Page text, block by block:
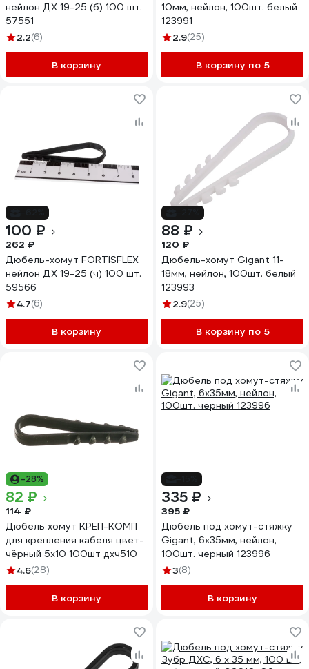
нейлон ДХ 19-25 (б) 100 шт.
57551
2.2(6)
В корзину
10мм, нейлон, 100шт. белый
123991
2.9(25)
В корзину по 5
100 ₽
262 ₽
Дюбель-хомут FORTISFLEX
нейлон ДХ 19-25 (ч) 100 шт.
59566
4.7(6)
В корзину
88 ₽
120 ₽
Дюбель-хомут Gigant 11-
18мм, нейлон, 100шт. белый
123993
2.9(25)
В корзину по 5
-28%
82 ₽
114 ₽
Дюбель хомут КРЕП-КОМП
для крепления кабеля цвет-
чёрный 5х10 100шт дхч510
4.6(28)
В корзину
335 ₽
395 ₽
Дюбель под хомут-стяжку
Gigant, 6x35мм, нейлон,
100шт. черный 123996
3(8)
В корзину